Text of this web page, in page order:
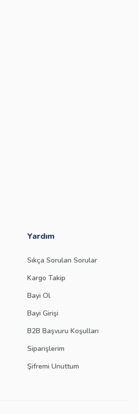
Yardım
Sıkça Sorulan Sorular
Kargo Takip
Bayi Ol
Bayi Girişi
B2B Başvuru Koşulları
Siparişlerim
Şifremi Unuttum